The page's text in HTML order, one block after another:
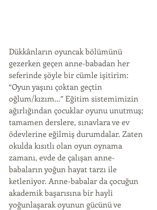
Dükkânların oyuncak bölümünü
gezerken geçen anne-babadan her
seferinde şöyle bir cümle işitirim:
“Oyun yaşını çoktan geçtin
oğlum/kızım...” Eğitim sistemimizin
ağırlığından çocuklar oyunu unutmuş;
tamamen derslere, sınavlara ve ev
ödevlerine eğilmiş durumdalar. Zaten
okulda kısıtlı olan oyun oynama
zamanı, evde de çalışan anne-
babaların yoğun hayat tarzı ile
ketleniyor. Anne-babalar da çocuğun
akademik başarısına bir hayli
yoğunlaşarak oyunun gücünü ve